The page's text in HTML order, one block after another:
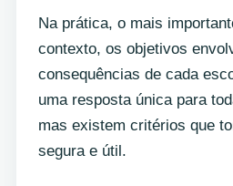
Na prática, o mais
contexto, os objetivos
consequências de cada
uma resposta única para
mas existem critérios que
segura e útil.